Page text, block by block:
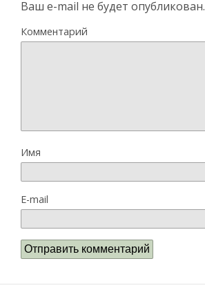
Ваш e-mail не будет опубликован.
Комментарий
Имя
E-mail